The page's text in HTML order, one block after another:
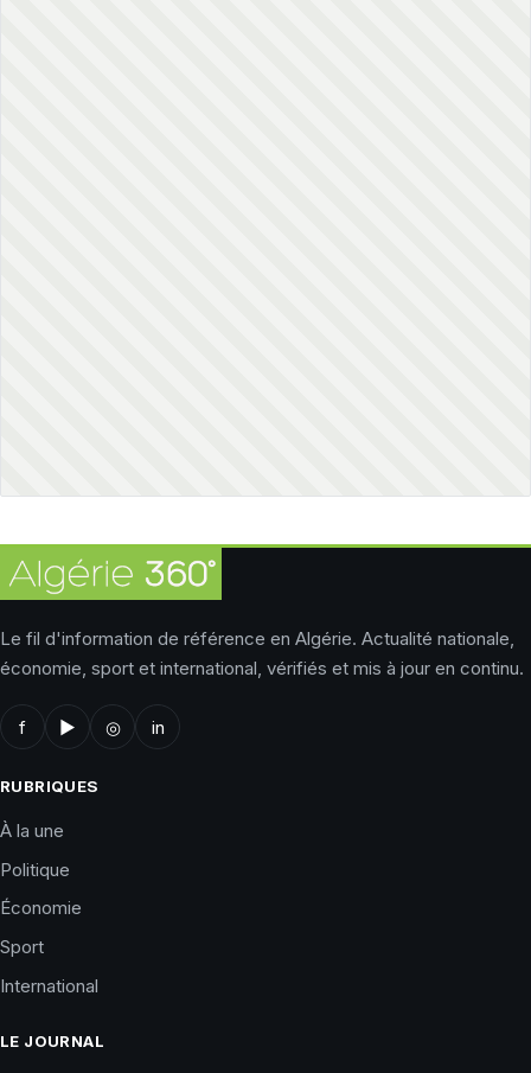
Le fil d'information de référence en Algérie. Actualité nationale,
économie, sport et international, vérifiés et mis à jour en continu.
f ▶ ◎ in
RUBRIQUES
À la une
Politique
Économie
Sport
International
LE JOURNAL